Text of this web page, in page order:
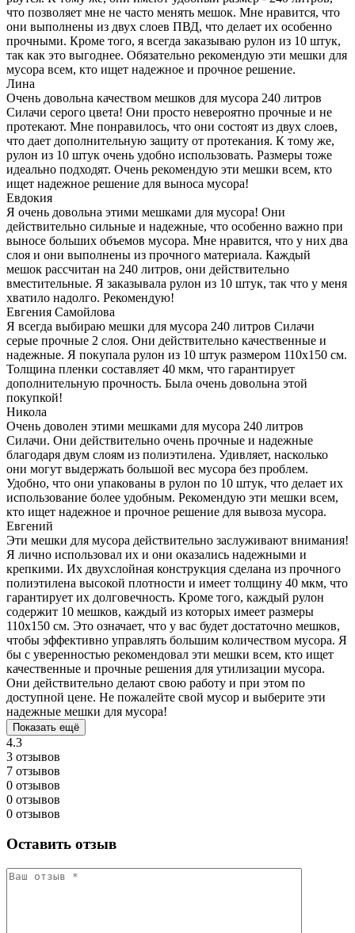
что позволяет мне не часто менять мешок. Мне нравится, что
они выполнены из двух слоев ПВД, что делает их особенно
прочными. Кроме того, я всегда заказываю рулон из 10 штук,
так как это выгоднее. Обязательно рекомендую эти мешки для
мусора всем, кто ищет надежное и прочное решение.
Лина
Очень довольна качеством мешков для мусора 240 литров
Силачи серого цвета! Они просто невероятно прочные и не
протекают. Мне понравилось, что они состоят из двух слоев,
что дает дополнительную защиту от протекания. К тому же,
рулон из 10 штук очень удобно использовать. Размеры тоже
идеально подходят. Очень рекомендую эти мешки всем, кто
ищет надежное решение для выноса мусора!
Евдокия
Я очень довольна этими мешками для мусора! Они
действительно сильные и надежные, что особенно важно при
выносе больших объемов мусора. Мне нравится, что у них два
слоя и они выполнены из прочного материала. Каждый
мешок рассчитан на 240 литров, они действительно
вместительные. Я заказывала рулон из 10 штук, так что у меня
хватило надолго. Рекомендую!
Евгения Самойлова
Я всегда выбираю мешки для мусора 240 литров Силачи
серые прочные 2 слоя. Они действительно качественные и
надежные. Я покупала рулон из 10 штук размером 110х150 см.
Толщина пленки составляет 40 мкм, что гарантирует
дополнительную прочность. Была очень довольна этой
покупкой!
Никола
Очень доволен этими мешками для мусора 240 литров
Силачи. Они действительно очень прочные и надежные
благодаря двум слоям из полиэтилена. Удивляет, насколько
они могут выдержать большой вес мусора без проблем.
Удобно, что они упакованы в рулон по 10 штук, что делает их
использование более удобным. Рекомендую эти мешки всем,
кто ищет надежное и прочное решение для вывоза мусора.
Евгений
Эти мешки для мусора действительно заслуживают внимания!
Я лично использовал их и они оказались надежными и
крепкими. Их двухслойная конструкция сделана из прочного
полиэтилена высокой плотности и имеет толщину 40 мкм, что
гарантирует их долговечность. Кроме того, каждый рулон
содержит 10 мешков, каждый из которых имеет размеры
110х150 см. Это означает, что у вас будет достаточно мешков,
чтобы эффективно управлять большим количеством мусора. Я
бы с уверенностью рекомендовал эти мешки всем, кто ищет
качественные и прочные решения для утилизации мусора.
Они действительно делают свою работу и при этом по
доступной цене. Не пожалейте свой мусор и выберите эти
надежные мешки для мусора!
Показать ещё
4.3
3 отзывов
7 отзывов
0 отзывов
0 отзывов
0 отзывов
Оставить отзыв